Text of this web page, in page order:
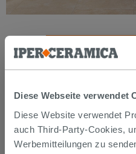
Diese Webseite verwendet
Diese Website verwendet
auch Third-Party-Cookies,
Werbemitteilungen zu
Kaufen